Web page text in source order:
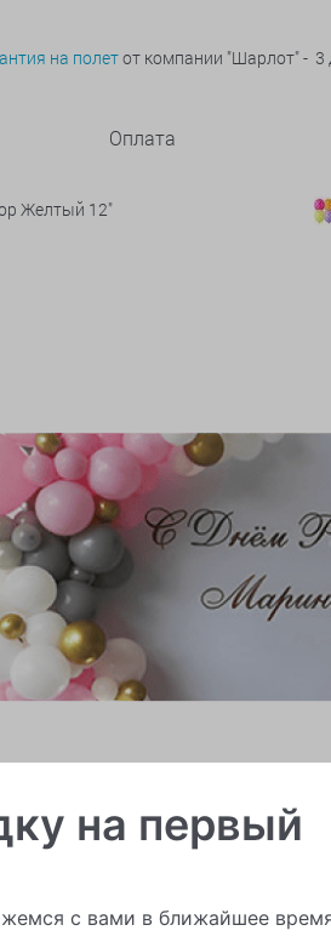
на полетот компании "Шарлот" - 3
Оплата
Желтый 12"
на первый
с вами в ближайшее